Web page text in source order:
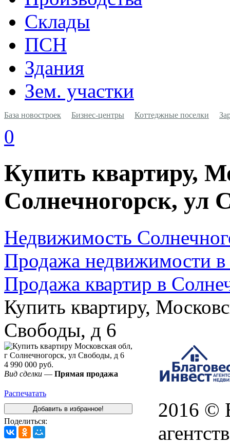
Склады
ПСН
Здания
Зем. участки
База новостроек Бизнес-центры Коттеджные поселки
0
Купить квартиру,
Солнечногорск, ул
Недвижимость
Продажа недвижимости в
Продажа квартир в
Купить квартиру,
Свободы, д 6
4 990 000 руб.
Вид сделки — Прямая продажа
Распечатать
Поделиться:
2016 ©